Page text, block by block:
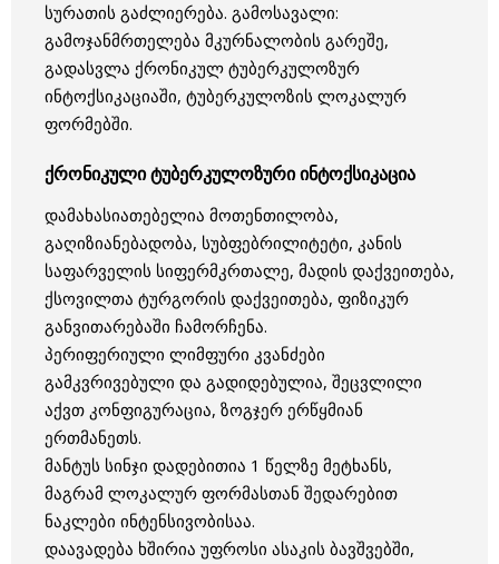
სურათის გაძლიერება. გამოსავალი:
გამოჯანმრთელება მკურნალობის გარეშე,
გადასვლა ქრონიკულ ტუბერკულოზურ
ინტოქსიკაციაში, ტუბერკულოზის ლოკალურ
ფორმებში.
ქრონიკული ტუბერკულოზური ინტოქსიკაცია
დამახასიათებელია მოთენთილობა,
გაღიზიანებადობა, სუბფებრილიტეტი, კანის
საფარველის სიფერმკრთალე, მადის დაქვეითება,
ქსოვილთა ტურგორის დაქვეითება, ფიზიკურ
განვითარებაში ჩამორჩენა.
პერიფერიული ლიმფური კვანძები
გამკვრივებული და გადიდებულია, შეცვლილი
აქვთ კონფიგურაცია, ზოგჯერ ერწყმიან
ერთმანეთს.
მანტუს სინჯი დადებითია 1 წელზე მეტხანს,
მაგრამ ლოკალურ ფორმასთან შედარებით
ნაკლები ინტენსივობისაა.
დაავადება ხშირია უფროსი ასაკის ბავშვებში,